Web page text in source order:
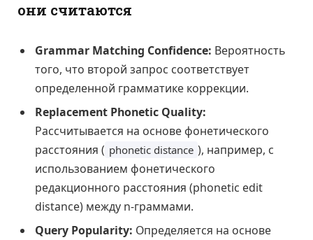
они считаются
Grammar Matching Confidence: Вероятность
того, что второй запрос соответствует
определенной грамматике коррекции.
Replacement Phonetic Quality:
Рассчитывается на основе фонетического
расстояния ( phonetic distance ), например, с
использованием фонетического
редакционного расстояния (phonetic edit
distance) между n-граммами.
Query Popularity: Определяется на основе